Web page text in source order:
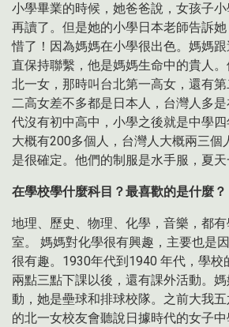
小學畢業的時候，她爸爸說，女孩子
再讀了。但是她的小學日本老師告訴
惜了！因為媽媽在小學很出色。媽媽
直保持聯繫，他是媽媽生命中的貴人
北一女，那時叫台北第一高女，還有
二高女差不多都是日本人，台灣人多
代沒有初中高中，小學之後就是中學
大概有200多個人，台灣人大概兩三個
是很確定。他們的制服是水手服，夏天
在學校學什麼科目？最喜歡的是什麼？
地理、歷史、物理、化學，音樂，都
室。 媽媽對化學很有興趣，主要也是
很有趣。1930年代到1940 年代，學校
兩點三點下課以後，還有課外活動。
動，她是壘球和排球校隊。之前大我
的北一女校友會聽說日據時代的女子